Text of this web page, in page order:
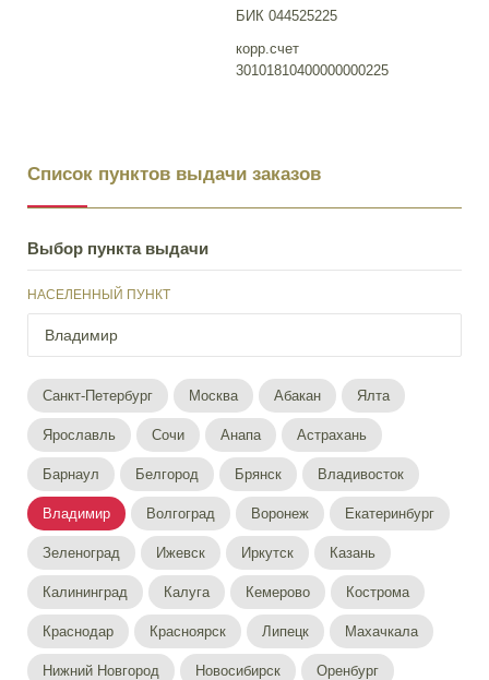
БИК 044525225
корр.счет
30101810400000000225
Список пунктов выдачи заказов
Выбор пункта выдачи
НАСЕЛЕННЫЙ ПУНКТ
Санкт-Петербург Москва Абакан Ялта
Ярославль Сочи Анапа Астрахань
Барнаул Белгород Брянск Владивосток
Владимир Волгоград Воронеж Екатеринбург
Зеленоград Ижевск Иркутск Казань
Калининград Калуга Кемерово Кострома
Краснодар Красноярск Липецк Махачкала
Нижний Новгород Новосибирск Оренбург